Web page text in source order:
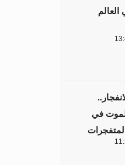
في